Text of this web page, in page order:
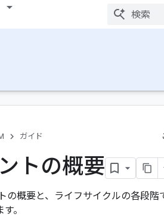
ガイド
トの概要
の概要と、ライフサイクルの各段
。